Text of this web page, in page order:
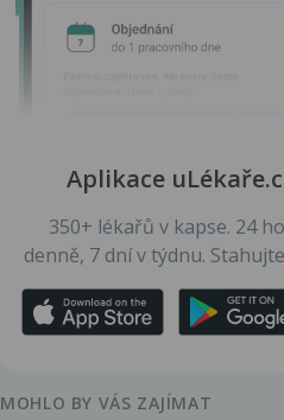
Aplikace
350+ lékařů v kapse. 24
denně, 7 dní v týdnu.
MOHLO BY VÁS ZAJÍMAT